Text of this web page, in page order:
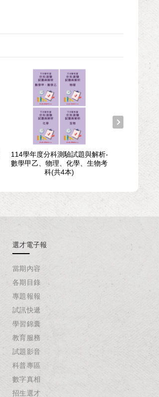
114學年度分科測驗試題與解析-
數學甲乙、物理、化學、生物考
科(共4本)
選才電子報
當期內容
各期目錄
專題報報
試訊快遞
學習錦囊
教育服務
試題影音
科普專區
數字真相
招生選才